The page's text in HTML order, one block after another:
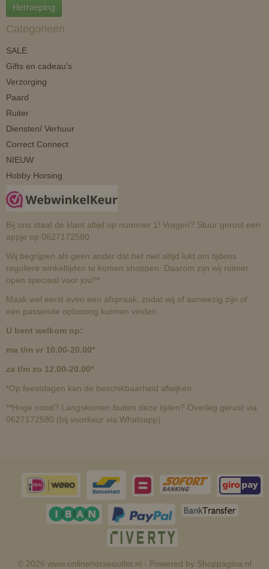
Herroeping
Categorieën
SALE
Gifts en cadeau's
Verzorging
Paard
Ruiter
Diensten/ Verhuur
Correct Connect
NIEUW
Hobby Horsing
Bij ons staat de klant altijd op nummer 1! Vragen? Stuur gerust een
appje op 0627172580
Wij begrijpen als geen ander dat het niet altijd lukt om tijdens
reguliere winkeltijden te komen shoppen. Daarom zijn wij ruimer
open speciaal voor jou!**
Maak wel eerst even een afspraak, zodat wij of aanwezig zijn of
een passende oplossing kunnen vinden.
U bent welkom op:
ma t/m vr 10.00-20.00*
za t/m zo 12.00-20.00*
*Op feestdagen kan de beschikbaarheid afwijken.
**Hoge nood? Langskomen buiten deze tijden? Overleg gerust via
0627172580 (bij voorkeur via Whatsapp)
© 2026 www.onlinehorseoutlet.nl - Powered by Shoppagina.nl